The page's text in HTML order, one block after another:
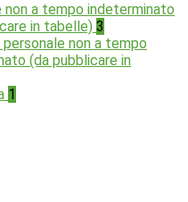
non a tempo indeterminato
in tabelle) 3
non a tempo
(da pubblicare in
1